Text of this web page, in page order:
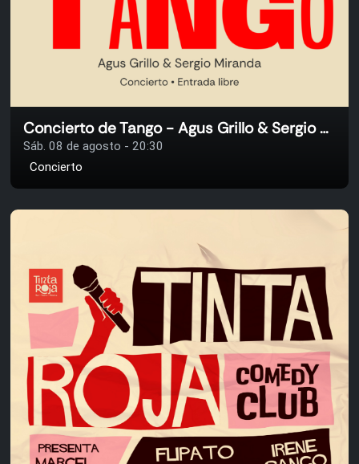
Concierto de Tango - Agus Grillo & Sergio Miranda
Sáb. 08 de agosto - 20:30
Concierto